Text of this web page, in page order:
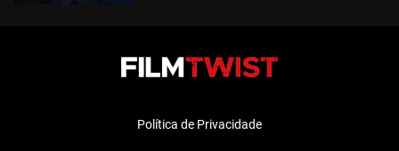
Política de Privacidade